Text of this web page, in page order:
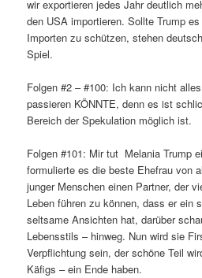
wir exportieren jedes Jahr deutlich
den USA importieren. Sollte Trump
Importen zu schützen, stehen
Spiel.
Folgen #2 – #100: Ich kann nicht
passieren KÖNNTE, denn es ist
Bereich der Spekulation möglich ist.
Folgen #101: Mir tut Melania Trump
formulierte es die beste Ehefrau von
junger Menschen einen Partner, der
Leben führen zu können, dass er ein
seltsame Ansichten hat, darüber
Lebensstils – hinweg. Nun wird sie
Verpflichtung sein, der schöne Teil
Käfigs – ein Ende haben.